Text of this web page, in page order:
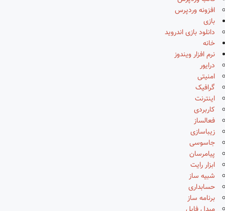
افزونه وردپرس
بازی
دانلود بازی اندروید
خانه
نرم افزار ویندوز
درایور
امنیتی
گرافیک
اینترنت
کاربردی
فعالساز
زیباسازی
جاسوسی
پیامرسان
ابزار رایت
شبیه ساز
حسابداری
برنامه ساز